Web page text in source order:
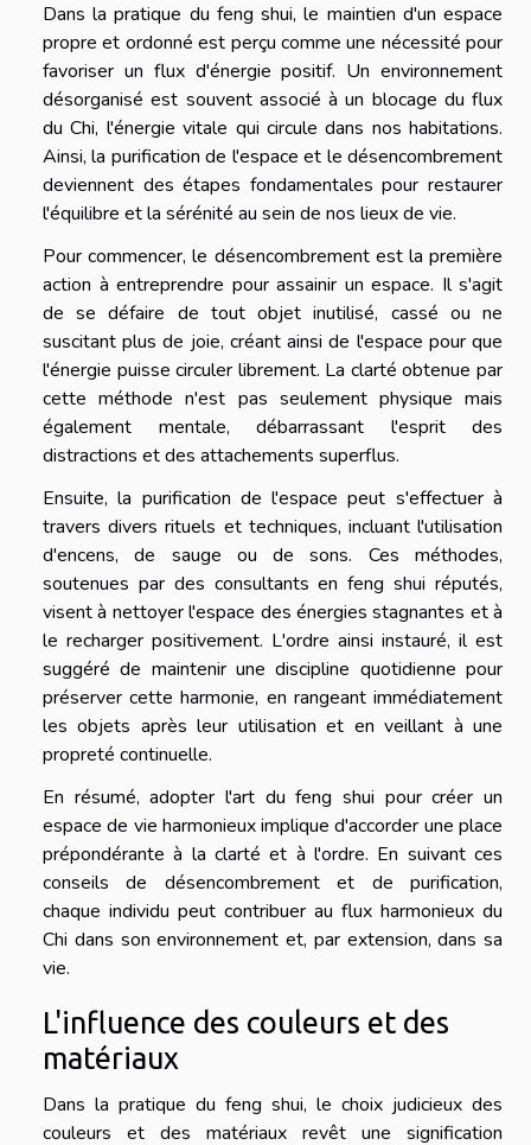
Dans la pratique du feng shui, le maintien d'un espace
propre et ordonné est perçu comme une nécessité pour
favoriser un flux d'énergie positif. Un environnement
désorganisé est souvent associé à un blocage du flux
du Chi, l'énergie vitale qui circule dans nos habitations.
Ainsi, la purification de l'espace et le désencombrement
deviennent des étapes fondamentales pour restaurer
l'équilibre et la sérénité au sein de nos lieux de vie.
Pour commencer, le désencombrement est la première
action à entreprendre pour assainir un espace. Il s'agit
de se défaire de tout objet inutilisé, cassé ou ne
suscitant plus de joie, créant ainsi de l'espace pour que
l'énergie puisse circuler librement. La clarté obtenue par
cette méthode n'est pas seulement physique mais
également mentale, débarrassant l'esprit des
distractions et des attachements superflus.
Ensuite, la purification de l'espace peut s'effectuer à
travers divers rituels et techniques, incluant l'utilisation
d'encens, de sauge ou de sons. Ces méthodes,
soutenues par des consultants en feng shui réputés,
visent à nettoyer l'espace des énergies stagnantes et à
le recharger positivement. L'ordre ainsi instauré, il est
suggéré de maintenir une discipline quotidienne pour
préserver cette harmonie, en rangeant immédiatement
les objets après leur utilisation et en veillant à une
propreté continuelle.
En résumé, adopter l'art du feng shui pour créer un
espace de vie harmonieux implique d'accorder une place
prépondérante à la clarté et à l'ordre. En suivant ces
conseils de désencombrement et de purification,
chaque individu peut contribuer au flux harmonieux du
Chi dans son environnement et, par extension, dans sa
vie.
L'influence des couleurs et des
matériaux
Dans la pratique du feng shui, le choix judicieux des
couleurs et des matériaux revêt une signification